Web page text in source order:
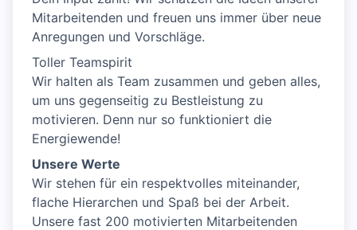
Mitarbeitenden und freuen uns immer über neue
Anregungen und Vorschläge.
Toller Teamspirit
Wir halten als Team zusammen und geben alles,
um uns gegenseitig zu Bestleistung zu
motivieren. Denn nur so funktioniert die
Energiewende!
Unsere Werte
Wir stehen für ein respektvolles miteinander,
flache Hierarchen und Spaß bei der Arbeit.
Unsere fast 200 motivierten Mitarbeitenden